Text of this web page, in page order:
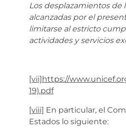
Los desplazamientos de
alcanzadas por el
limitarse al estricto
actividades y servicios
[vii]https://
19).pdf
[viii] En particular, el
Estados lo siguiente: